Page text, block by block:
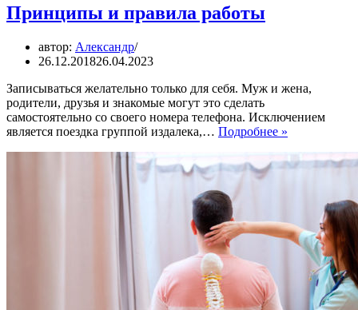
Принципы и правила работы
автор: Александр
26.12.201826.04.2023
Записываться желательно только для себя. Муж и жена,
родители, друзья и знакомые могут это сделать
самостоятельно со своего номера телефона. Исключением
является поездка группой издалека,… Подробнее »
правила